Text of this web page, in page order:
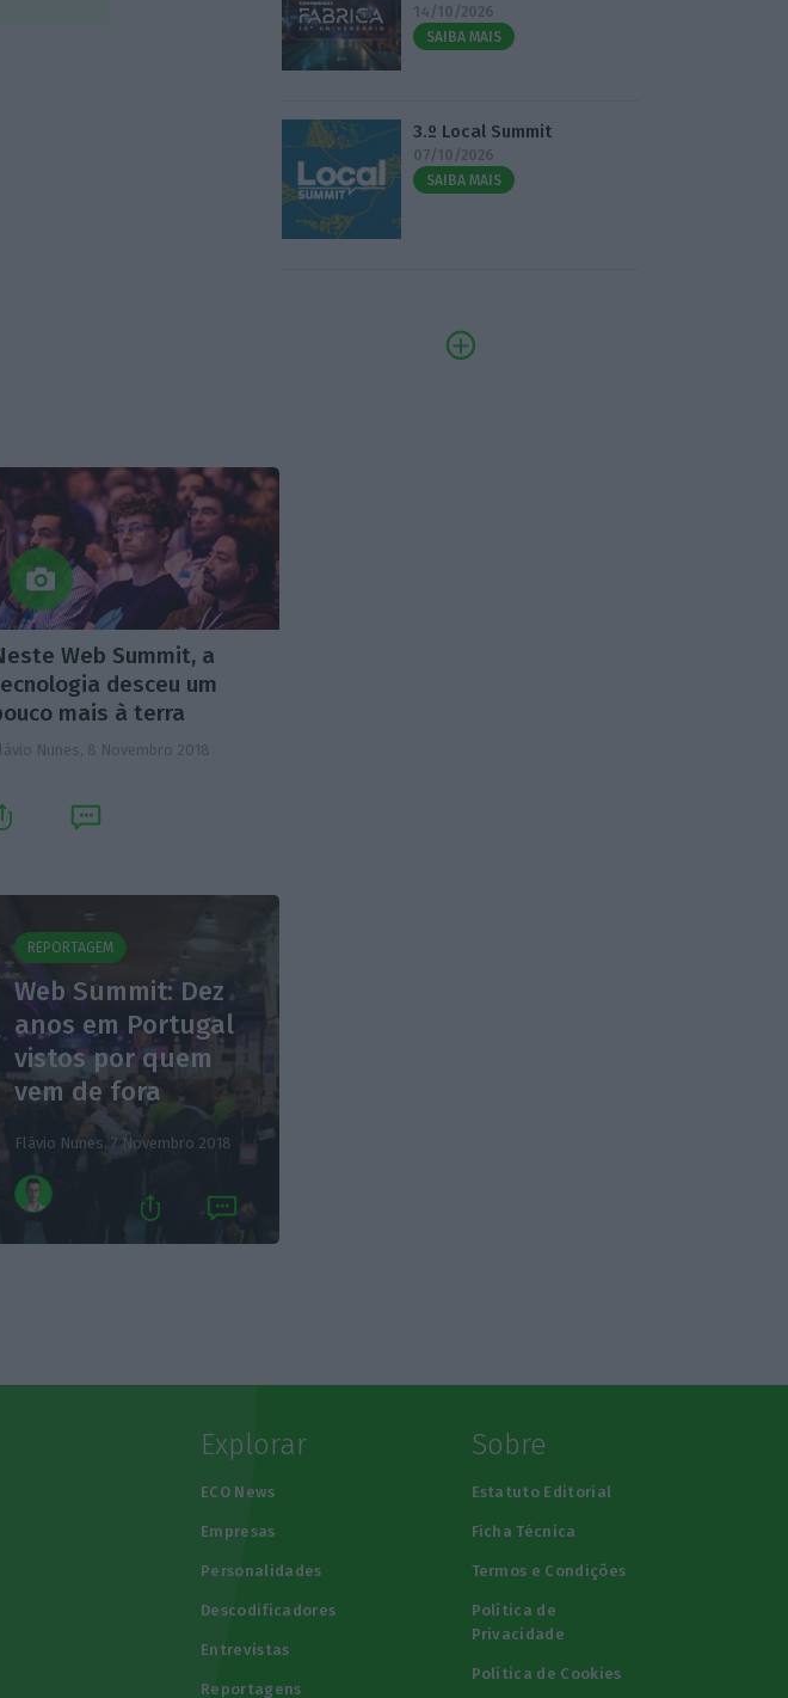
14/10/2026
SAIBA MAIS
3.º Local Summit
07/10/2026
SAIBA MAIS
Web Summit, a
desceu um
mais à terra
Nunes, 8 Novembro 2018
REPORTAGEM
Web Summit: Dez
anos em Portugal
vistos por quem
vem de fora
Flávio Nunes,7 Novembro 2018
Explorar
ECO News
Empresas
Personalidades
Descodificadores
Entrevistas
Reportagens
Sobre
Estatuto Editorial
Ficha Técnica
Termos e Condições
Política de
Privacidade
Política de Cookies